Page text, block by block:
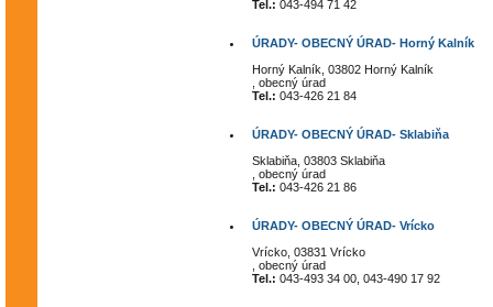
Tel.: 043-494 71 42
ÚRADY- OBECNÝ ÚRAD- Horný Kalník
Horný Kalník, 03802 Horný Kalník
, obecný úrad
Tel.: 043-426 21 84
ÚRADY- OBECNÝ ÚRAD- Sklabiňa
Sklabiňa, 03803 Sklabiňa
, obecný úrad
Tel.: 043-426 21 86
ÚRADY- OBECNÝ ÚRAD- Vrícko
Vrícko, 03831 Vrícko
, obecný úrad
Tel.: 043-493 34 00, 043-490 17 92